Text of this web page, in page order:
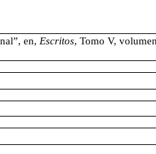
en, Escritos, Tomo V,